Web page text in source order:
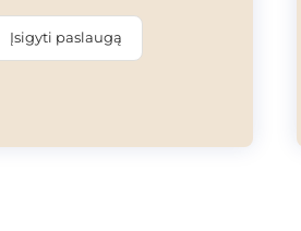
Įsigyti paslaugą